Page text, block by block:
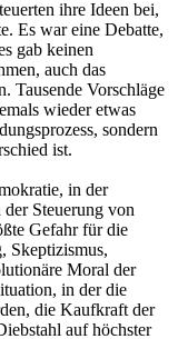
ihre Ideen bei,
Es war eine Debatte,
gab keinen
auch das
Tausende Vorschläge
wieder etwas
sondern
ist.
in der
Steuerung von
Gefahr für die
Skeptizismus,
Moral der
in der die
die Kaufkraft der
auf höchster